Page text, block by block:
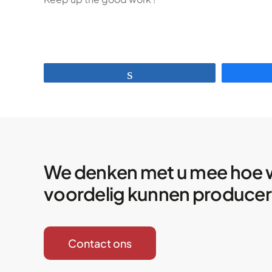
We denken met u mee
voordelig kunnen
Contact ons